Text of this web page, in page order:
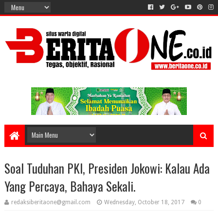
Soal Tuduhan PKI, Presiden Jokowi: Kalau Ada
Yang Percaya, Bahaya Sekali.
redaksiberitaone@gmail.com Wednesday, October 18, 2017 0